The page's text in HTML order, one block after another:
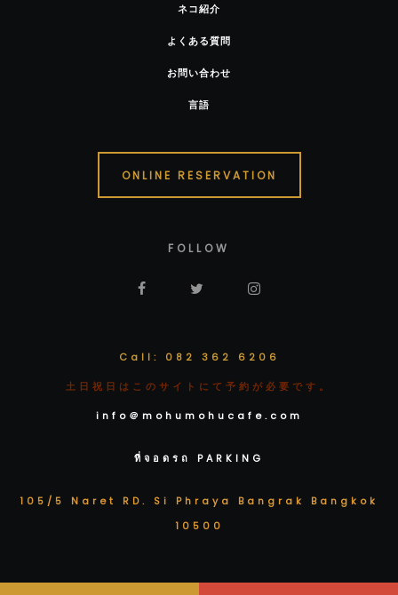
ネコ紹介
よくある質問
お問い合わせ
言語
ONLINE RESERVATION
FOLLOW
Call: 082 362 6206
土日祝日はこのサイトにて予約が必要です。
info＠mohumohucafe.com
ที่จอดรถ PARKING
105/5 Naret RD. Si Phraya Bangrak Bangkok
10500